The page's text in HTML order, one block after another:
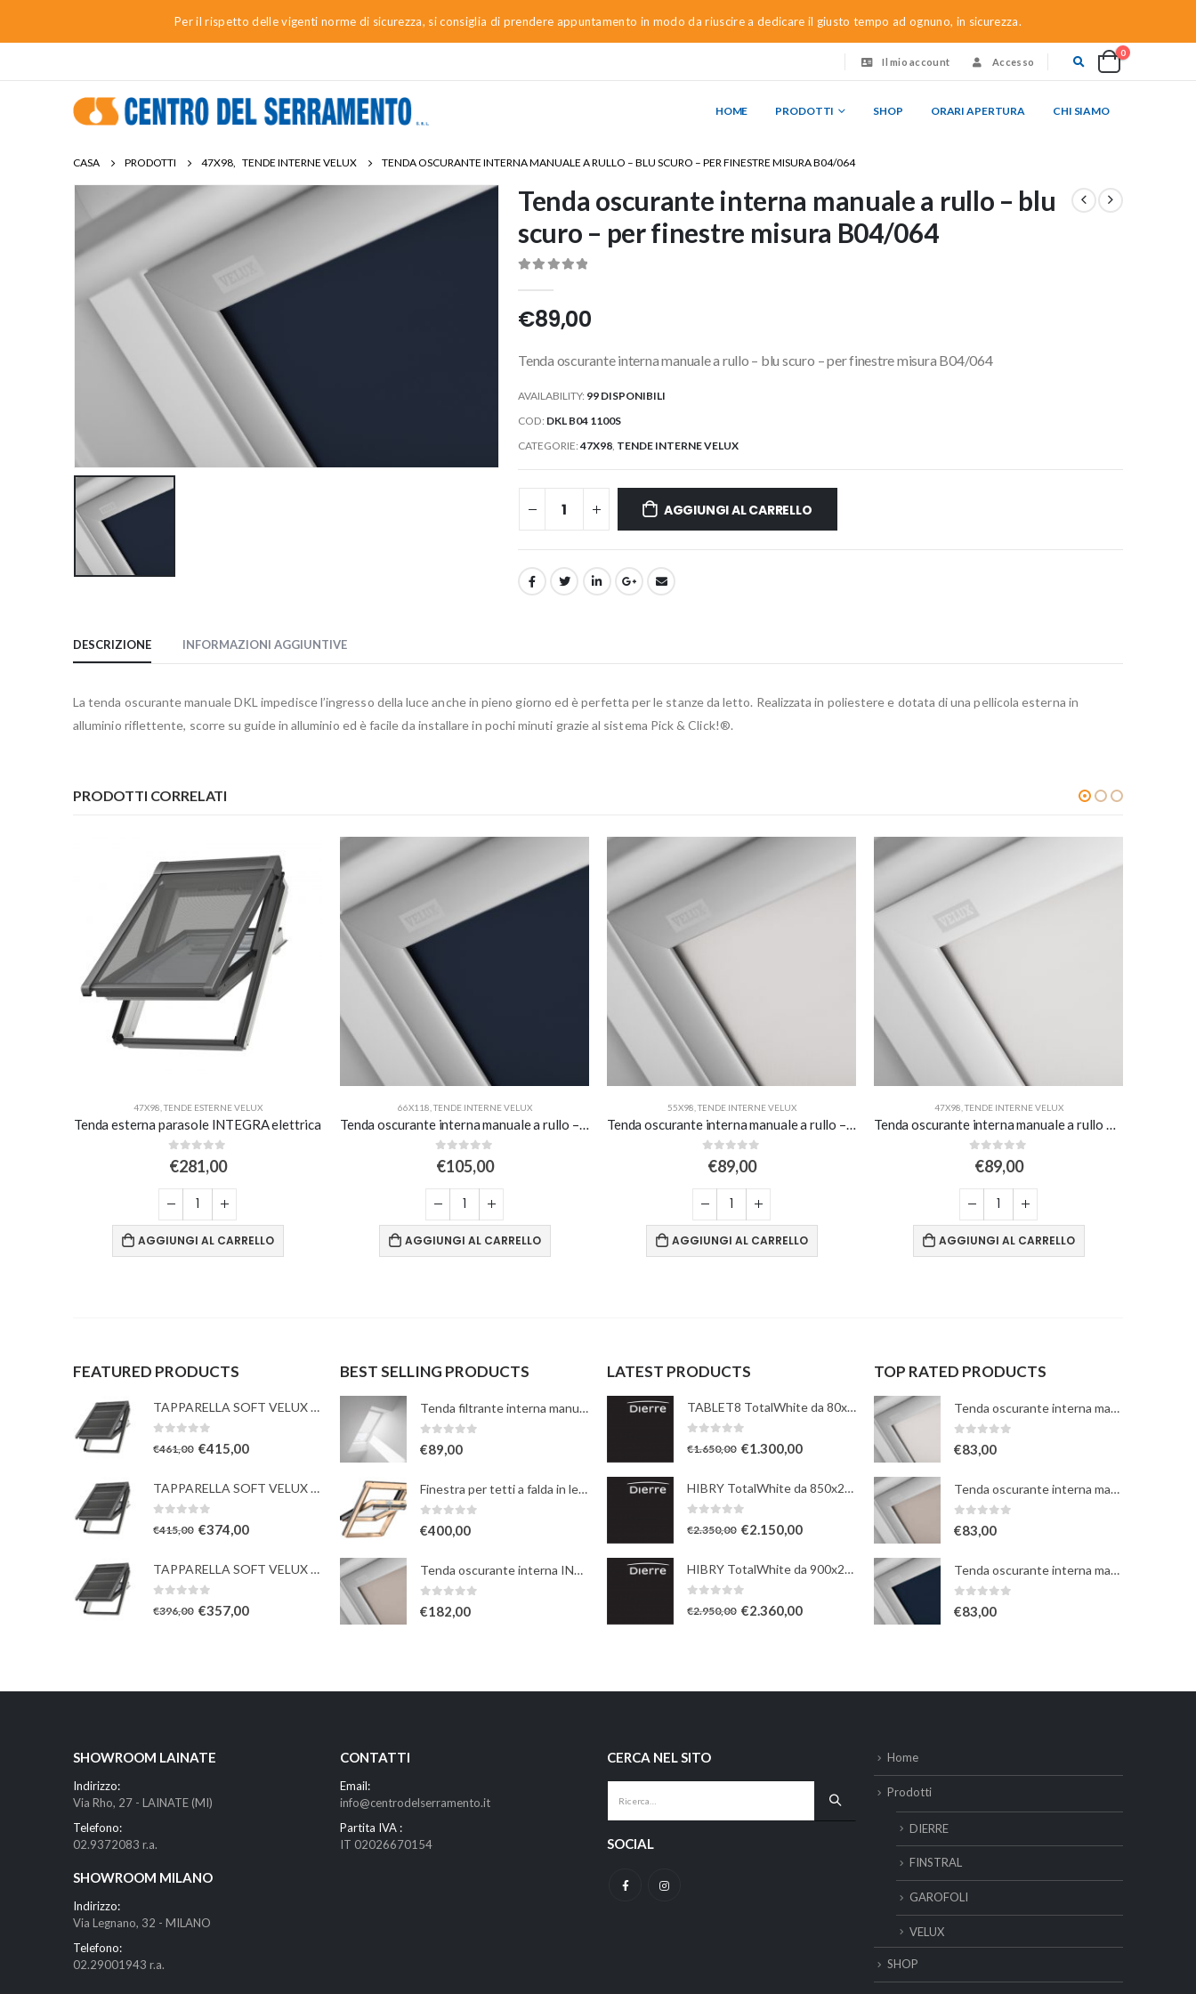
Per il rispetto delle vigenti norme di sicurezza, si consiglia di prendere appuntamento in modo da riuscire a dedicare il giusto tempo ad ognuno, in sicurezza.
Il mio account Accesso
0
HOME PRODOTTI SHOP ORARI APERTURA CHI SIAMO
CASA PRODOTTI 47X98, TENDE INTERNE VELUX TENDA OSCURANTE INTERNA MANUALE A RULLO – BLU SCURO – PER FINESTRE MISURA B04/064
Tenda oscurante interna manuale a rullo – blu
scuro – per finestre misura B04/064
€89,00
Tenda oscurante interna manuale a rullo – blu scuro – per finestre misura B04/064
AVAILABILITY: 99 DISPONIBILI
COD: DKL B04 1100S
CATEGORIE:47X98 TENDE INTERNE VELUX
AGGIUNGI AL CARRELLO
DESCRIZIONE INFORMAZIONI AGGIUNTIVE
La tenda oscurante manuale DKL impedisce l’ingresso della luce anche in pieno giorno ed è perfetta per le stanze da letto. Realizzata in poliestere e dotata di una pellicola esterna in
alluminio riflettente, scorre su guide in alluminio ed è facile da installare in pochi minuti grazie al sistema Pick & Click!®.
PRODOTTI CORRELATI
47X98 TENDE ESTERNE VELUX
Tenda esterna parasole INTEGRA elettrica
0Su 5
€281,00
AGGIUNGI AL CARRELLO
66X118 TENDE INTERNE VELUX
0Su 5
€105,00
AGGIUNGI AL CARRELLO
55X98 TENDE INTERNE VELUX
Su 5
€89,00
AGGIUNGI AL CARRELLO
47X98 TENDE INTERNE VELUX
Su 5
€89,00
AGGIUNGI AL CARRELLO
FEATURED PRODUCTS
TAPPARELLA SOFT VELUX con TESSUTO oscurante solare
€461,00 €415,00
TAPPARELLA SOFT VELUX con TESSUTO oscurante solare
€415,00 €374,00
TAPPARELLA SOFT VELUX con TESSUTO oscurante solare
€396,00 €357,00
BEST SELLING PRODUCTS
Tenda filtrante interna manuale - bianca
0Su 5
€89,00
Finestra per tetti a falda in legno naturale con apertura a bilico manuale
0Su 5
€400,00
Tenda oscurante interna INTEGRA elettrica a rullo - beige
0Su 5
€182,00
LATEST PRODUCTS
TABLET8 TotalWhite da 80x2100mm
€1.650,00 €1.300,00
HIBRY TotalWhite da 850x2100mm
€2.350,00 €2.150,00
HIBRY TotalWhite da 900x2100mm
€2.950,00 €2.360,00
TOP RATED PRODUCTS
Tenda oscurante interna manuale a rullo - bianca - per finestre misura 102
0Su 5
€83,00
Tenda oscurante interna manuale a rullo - beige - per finestre misura 102
0Su 5
€83,00
Tenda oscurante interna manuale a rullo - blu scuro - per finestre misura 102
0Su 5
€83,00
SHOWROOM LAINATE
Indirizzo:
Via Rho, 27 - LAINATE (MI)
Telefono:
02.9372083 r.a.
SHOWROOM MILANO
Indirizzo:
Via Legnano, 32 - MILANO
Telefono:
02.29001943 r.a.
CONTATTI
Email:
info@centrodelserramento.it
Partita IVA :
IT 02026670154
CERCA NEL SITO
SOCIAL
Home
Prodotti
DIERRE
FINSTRAL
GAROFOLI
VELUX
SHOP